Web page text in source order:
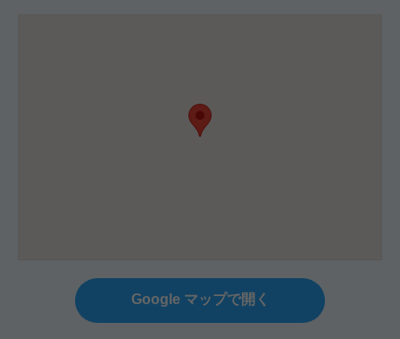
Google マップで開く